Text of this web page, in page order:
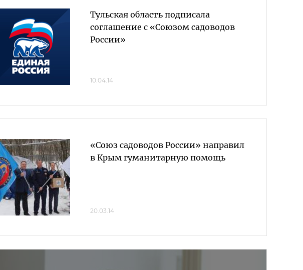
Тульская область подписала
соглашение с «Союзом садоводов
России»
10.04.14
«Союз садоводов России» направил
в Крым гуманитарную помощь
20.03.14